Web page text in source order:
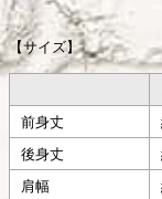
【サイズ】
前身丈
後身丈
肩幅